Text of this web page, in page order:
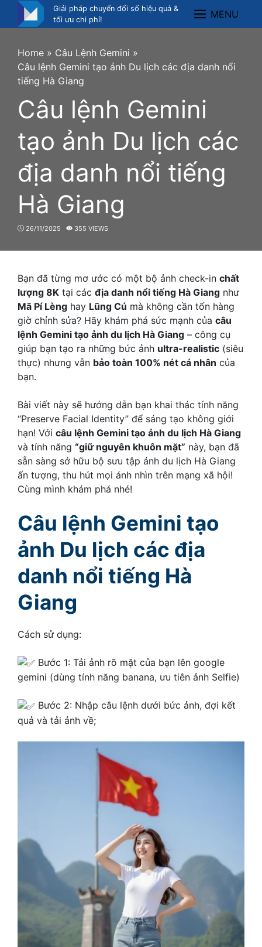
Giải pháp chuyển đổi số hiệu quả &
tối ưu chi phí!
Menu
MENU
Home » Câu Lệnh Gemini »
Câu lệnh Gemini tạo ảnh Du lịch các địa danh nổi
tiếng Hà Giang
Câu lệnh Gemini
tạo ảnh Du lịch các
địa danh nổi tiếng
Hà Giang
26/11/2025 355 VIEWS
Bạn đã từng mơ ước có một bộ ảnh check-in chất
lượng 8K tại các địa danh nổi tiếng Hà Giang như
Mã Pí Lèng hay Lũng Cú mà không cần tốn hàng
giờ chỉnh sửa? Hãy khám phá sức mạnh của câu
lệnh Gemini tạo ảnh du lịch Hà Giang – công cụ
giúp bạn tạo ra những bức ảnh ultra-realistic (siêu
thực) nhưng vẫn bảo toàn 100% nét cá nhân của
bạn.
Bài viết này sẽ hướng dẫn bạn khai thác tính năng
“Preserve Facial Identity” để sáng tạo không giới
hạn! Với câu lệnh Gemini tạo ảnh du lịch Hà Giang
và tính năng “giữ nguyên khuôn mặt” này, bạn đã
sẵn sàng sở hữu bộ sưu tập ảnh du lịch Hà Giang
ấn tượng, thu hút mọi ánh nhìn trên mạng xã hội!
Cùng mình khám phá nhé!
Câu lệnh Gemini tạo
ảnh Du lịch các địa
danh nổi tiếng Hà
Giang
Cách sử dụng:
Bước 1: Tải ảnh rõ mặt của bạn lên google
gemini (dùng tính năng banana, ưu tiên ảnh Selfie)
Bước 2: Nhập câu lệnh dưới bức ảnh, đợi kết
quả và tải ảnh về;